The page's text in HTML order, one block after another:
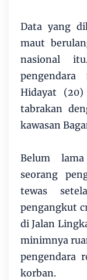
Data yang
maut
nasional
Hidayat
tabrakan
kawasan
Belum
seorang
tewas
pengangkut
di Jalan
minimnya
pengendara
korban.